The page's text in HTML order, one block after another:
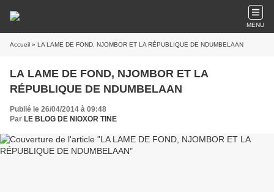
MENU
Accueil » LA LAME DE FOND, NJOMBOR ET LA RÉPUBLIQUE DE NDUMBELAAN
LA LAME DE FOND, NJOMBOR ET LA
RÉPUBLIQUE DE NDUMBELAAN
Publié le 26/04/2014 à 09:48
Par LE BLOG DE NIOXOR TINE